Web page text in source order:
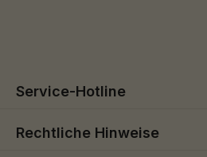
Service-Hotline
Rechtliche Hinweise